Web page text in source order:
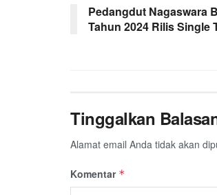
Pedangdut Nagaswara
Tahun 2024 Rilis Single
Tinggalkan
Alamat email Anda tidak akan
Komentar *